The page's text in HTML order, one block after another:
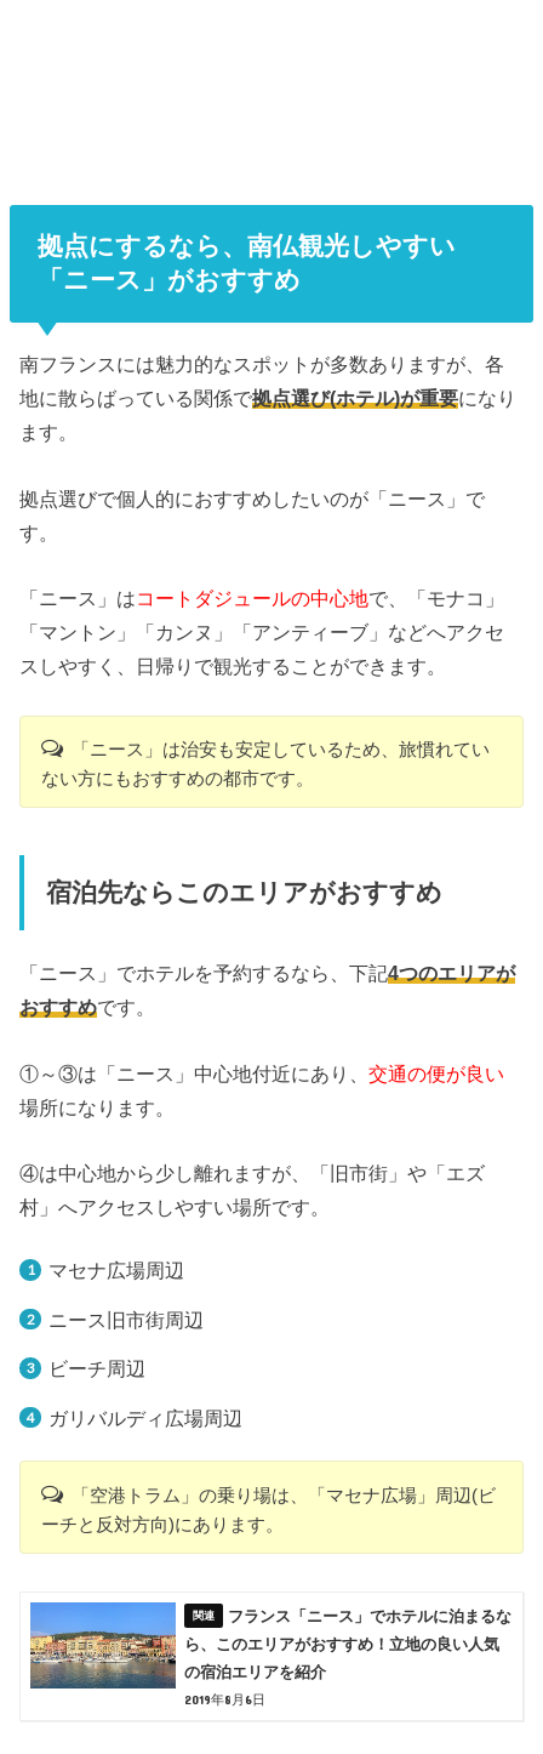
拠点にするなら、南仏観光しやすい
「ニース」がおすすめ
南フランスには魅力的なスポットが多数ありますが、各
地に散らばっている関係で拠点選び(ホテル)が重要になり
ます。
拠点選びで個人的におすすめしたいのが「ニース」で
す。
「ニース」はコートダジュールの中心地で、「モナコ」
「マントン」「カンヌ」「アンティーブ」などへアクセ
スしやすく、日帰りで観光することができます。
「ニース」は治安も安定しているため、旅慣れてい
ない方にもおすすめの都市です。
宿泊先ならこのエリアがおすすめ
「ニース」でホテルを予約するなら、下記4つのエリアが
おすすめです。
①～③は「ニース」中心地付近にあり、交通の便が良い
場所になります。
④は中心地から少し離れますが、「旧市街」や「エズ
村」へアクセスしやすい場所です。
マセナ広場周辺
ニース旧市街周辺
ビーチ周辺
ガリバルディ広場周辺
「空港トラム」の乗り場は、「マセナ広場」周辺(ビ
ーチと反対方向)にあります。
フランス「ニース」でホテルに泊まるな
ら、このエリアがおすすめ！立地の良い人気
の宿泊エリアを紹介
2019年8月6日